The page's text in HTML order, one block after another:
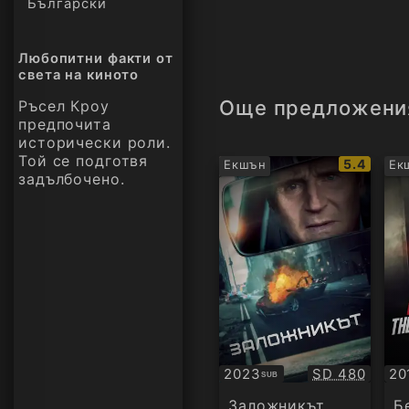
Български
Любопитни факти от
света на киното
Ръсел Кроу
предпочита
исторически роли.
Той се подготвя
задълбочено.
Още
Екшън
IMDb
5.4
2023SUB
Субтитри Качество:
SD 480
БГ